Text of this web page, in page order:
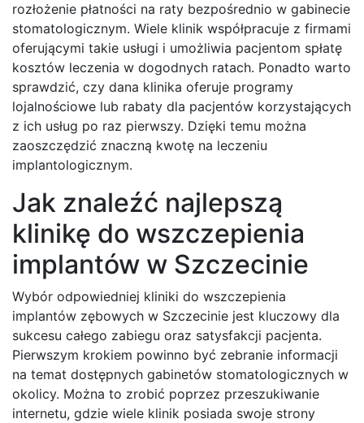
rozłożenie płatności na raty bezpośrednio w gabinecie
stomatologicznym. Wiele klinik współpracuje z firmami
oferującymi takie usługi i umożliwia pacjentom spłatę
kosztów leczenia w dogodnych ratach. Ponadto warto
sprawdzić, czy dana klinika oferuje programy
lojalnościowe lub rabaty dla pacjentów korzystających
z ich usług po raz pierwszy. Dzięki temu można
zaoszczędzić znaczną kwotę na leczeniu
implantologicznym.
Jak znaleźć najlepszą
klinikę do wszczepienia
implantów w Szczecinie
Wybór odpowiedniej kliniki do wszczepienia
implantów zębowych w Szczecinie jest kluczowy dla
sukcesu całego zabiegu oraz satysfakcji pacjenta.
Pierwszym krokiem powinno być zebranie informacji
na temat dostępnych gabinetów stomatologicznych w
okolicy. Można to zrobić poprzez przeszukiwanie
internetu, gdzie wiele klinik posiada swoje strony